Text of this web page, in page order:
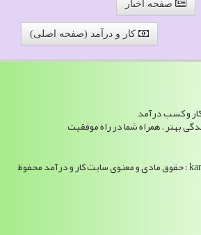
صفحه اخبار
کار و درآمد (صفحه اصلی)
و کسب درآمد
بهتر ، همراه شما در راه موفقیت
karodaramad.ir1396 - 1405 : حقوق مادی و معنوی سایت كار و درآمد محفوظ